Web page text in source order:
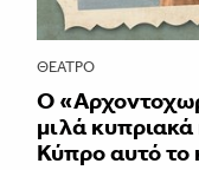
ΘΈΑΤΡΟ
Ο
μιλά κυπριακά
Κύπρο αυτό το